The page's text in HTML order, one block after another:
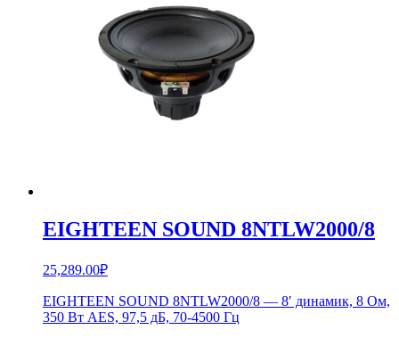
EIGHTEEN SOUND 8NTLW2000/8
25,289.00₽
EIGHTEEN SOUND 8NTLW2000/8 — 8′ динамик, 8 Ом,
350 Вт AES, 97,5 дБ, 70-4500 Гц